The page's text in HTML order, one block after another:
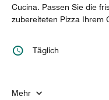
Cucina. Passen Sie die
zubereiteten Pizza Ihrem
Täglich
Mehr